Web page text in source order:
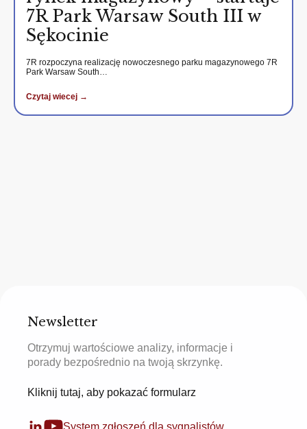
7R Park Warsaw South III w
Sękocinie
7R rozpoczyna realizację nowoczesnego parku magazynowego 7R
Park Warsaw South…
Czytaj wiecej →
Newsletter
Otrzymuj wartościowe analizy, informacje i
porady bezpośrednio na twoją skrzynkę.
Kliknij tutaj, aby pokazać formularz
System zgłoszeń dla sygnalistów